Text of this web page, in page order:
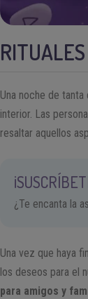
Una noche de
interior. Las
resaltar aquellos
¿Te encanta la
Una vez que haya
los deseos para el
para amigos y